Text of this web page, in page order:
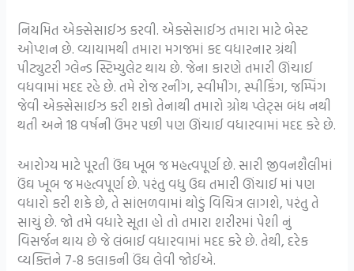
નિયમિત એક્સેસાઈઝ કરવી. એક્સેસાઈઝ તમારા માટે બેસ્ટ
ઓપ્શન છે. વ્યાયામથી તમારા મગજમાં કદ વધારનાર ગ્રંથી
પીટ્યુટરી ગ્લેન્ડ સ્ટિમ્યુલેટ થાય છે. જેના કારણે તમારી ઊંચાઈ
વધવામાં મદદ રહે છે. તમે રોજ રનીંગ, સ્વીમીંગ, સ્પીકિંગ, જમ્પિંગ
જેવી એક્સેસાઈઝ કરી શકો તેનાથી તમારો ગ્રોથ પ્લેટ્સ બંધ નથી
થતી અને 18 વર્ષની ઉંમર પછી પણ ઊંચાઈ વધારવામાં મદદ કરે છે.
આરોગ્ય માટે પૂરતી ઉંઘ ખૂબ જ મહત્વપૂર્ણ છે. સારી જીવનશૈલીમાં
ઉંઘ ખૂબ જ મહત્વપૂર્ણ છે. પરંતુ વધુ ઉઘ તમારી ઊંચાઈ માં પણ
વધારો કરી શકે છે, તે સાંભળવામાં થોડું વિચિત્ર લાગશે, પરંતુ તે
સાચું છે. જો તમે વધારે સૂતા હો તો તમારા શરીરમાં પેશી નું
વિસર્જન થાય છે જે લંબાઈ વધારવામાં મદદ કરે છે. તેથી, દરેક
વ્યક્તિને 7-8 કલાકની ઉંઘ લેવી જોઈએ.